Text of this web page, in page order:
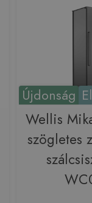
Újdonság
Wellis
szögletes